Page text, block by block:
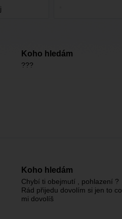
Koho hledám
???
Koho hledám
Chybí ti obejmutí , pohlazení ?
Rád přijedu dovolím si jen to co
mi dovolíš